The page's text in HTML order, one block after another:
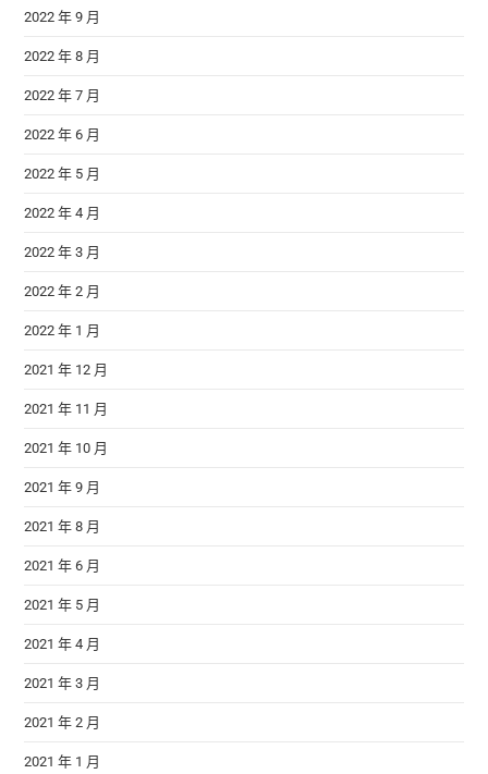
2022 年 9 月
2022 年 8 月
2022 年 7 月
2022 年 6 月
2022 年 5 月
2022 年 4 月
2022 年 3 月
2022 年 2 月
2022 年 1 月
2021 年 12 月
2021 年 11 月
2021 年 10 月
2021 年 9 月
2021 年 8 月
2021 年 6 月
2021 年 5 月
2021 年 4 月
2021 年 3 月
2021 年 2 月
2021 年 1 月